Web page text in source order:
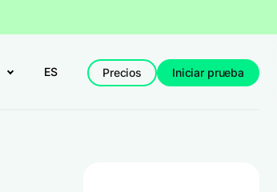
ES Precios Iniciar prueba